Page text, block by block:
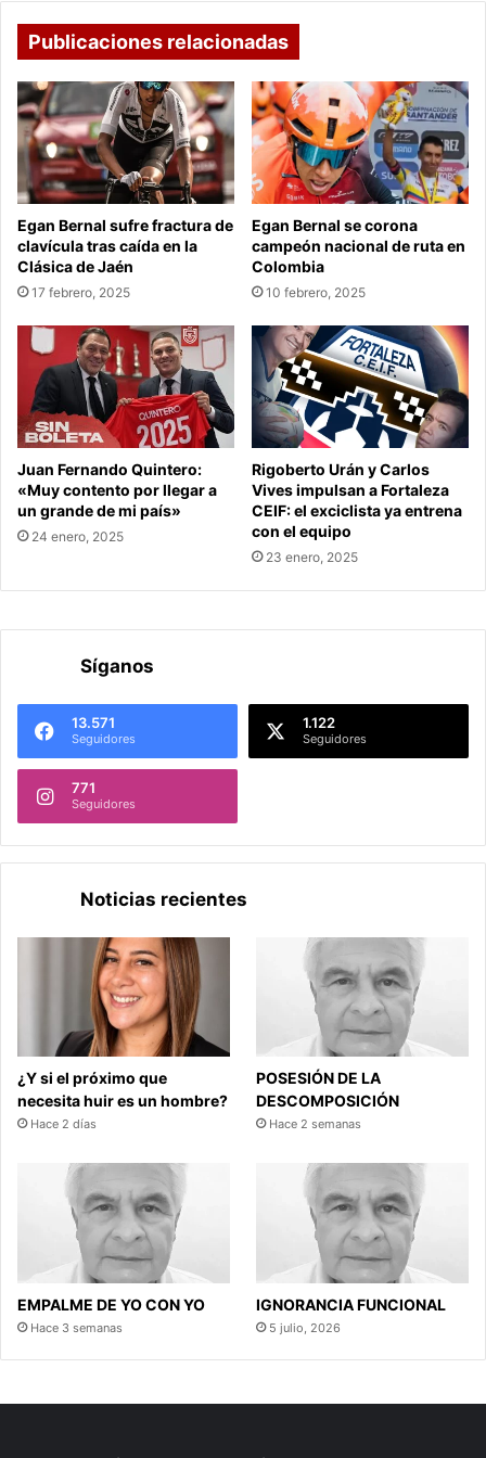
Publicaciones relacionadas
Egan Bernal sufre fractura de
clavícula tras caída en la
Clásica de Jaén
17 febrero, 2025
Egan Bernal se corona
campeón nacional de ruta en
Colombia
10 febrero, 2025
Juan Fernando Quintero:
«Muy contento por llegar a
un grande de mi país»
24 enero, 2025
Rigoberto Urán y Carlos
Vives impulsan a Fortaleza
CEIF: el exciclista ya entrena
con el equipo
23 enero, 2025
Síganos
13.571
Seguidores
1.122
Seguidores
771
Seguidores
Noticias recientes
¿Y si el próximo que
necesita huir es un hombre?
Hace 2 días
POSESIÓN DE LA
DESCOMPOSICIÓN
Hace 2 semanas
EMPALME DE YO CON YO
Hace 3 semanas
IGNORANCIA FUNCIONAL
5 julio, 2026